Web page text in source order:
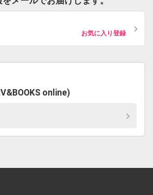
お気に入り登録
online)